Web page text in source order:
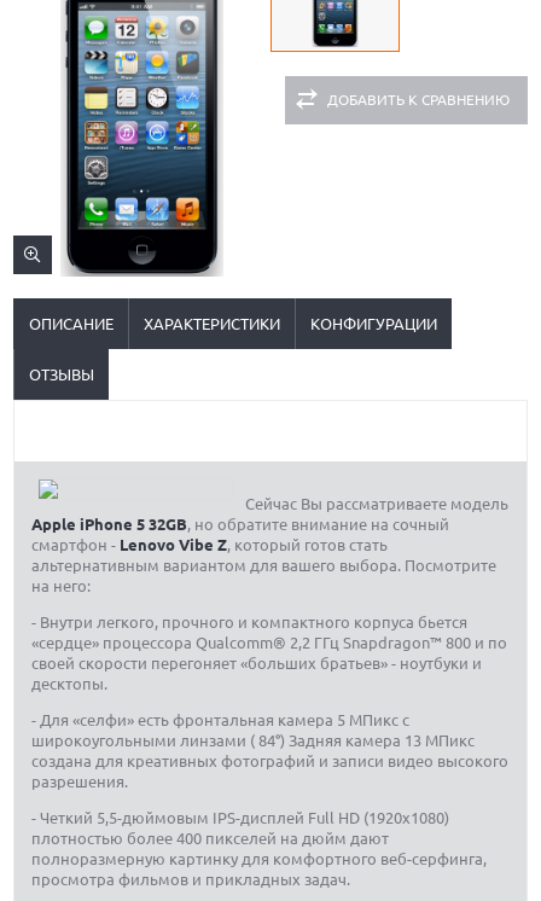
ДОБАВИТЬ К СРАВНЕНИЮ
ОПИСАНИЕ ХАРАКТЕРИСТИКИ КОНФИГУРАЦИИ
ОТЗЫВЫ
Сейчас Вы рассматриваете модель
Apple iPhone 5 32GB, но обратите внимание на сочный
смартфон - Lenovo Vibe Z, который готов стать
альтернативным вариантом для вашего выбора. Посмотрите
на него:
- Внутри легкого, прочного и компактного корпуса бьется
«сердце» процессора Qualcomm® 2,2 ГГц Snapdragon™ 800 и по
своей скорости перегоняет «больших братьев» - ноутбуки и
десктопы.
- Для «селфи» есть фронтальная камера 5 МПикс с
широкоугольными линзами ( 84°) Задняя камера 13 МПикс
создана для креативных фотографий и записи видео высокого
разрешения.
- Четкий 5,5-дюймовым IPS-дисплей Full HD (1920x1080)
плотностью более 400 пикселей на дюйм дают
полноразмерную картинку для комфортного веб-серфинга,
просмотра фильмов и прикладных задач.